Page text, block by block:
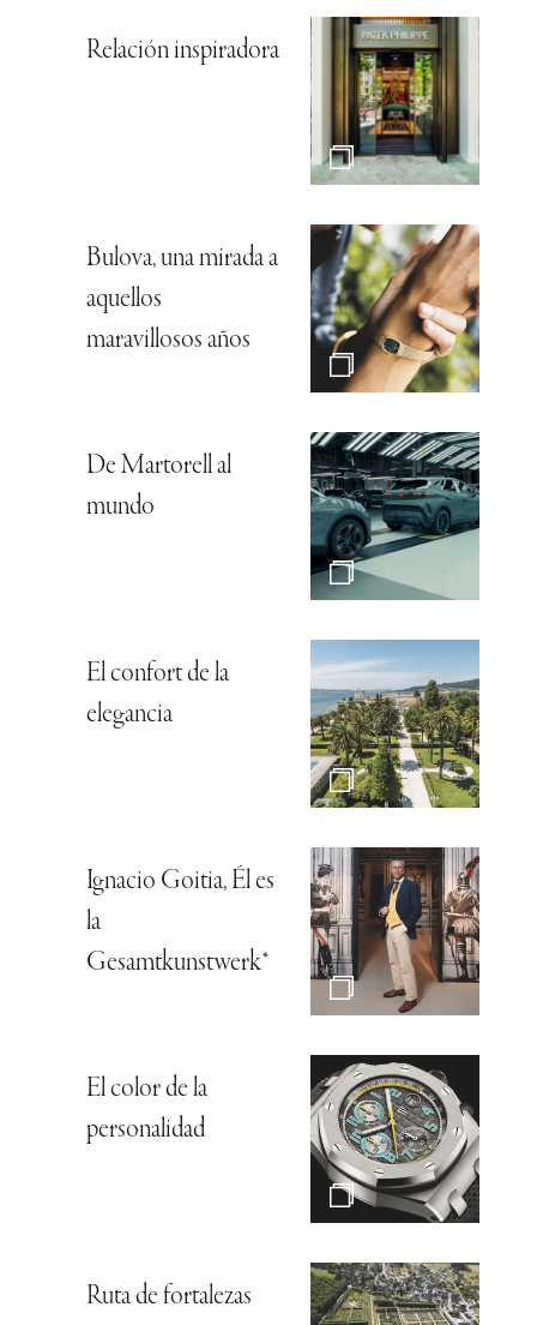
Relación inspiradora
Bulova, una mirada a
aquellos
maravillosos años
De Martorell al
mundo
El confort de la
elegancia
Ignacio Goitia, Él es
la
Gesamtkunstwerk*
El color de la
personalidad
Ruta de fortalezas